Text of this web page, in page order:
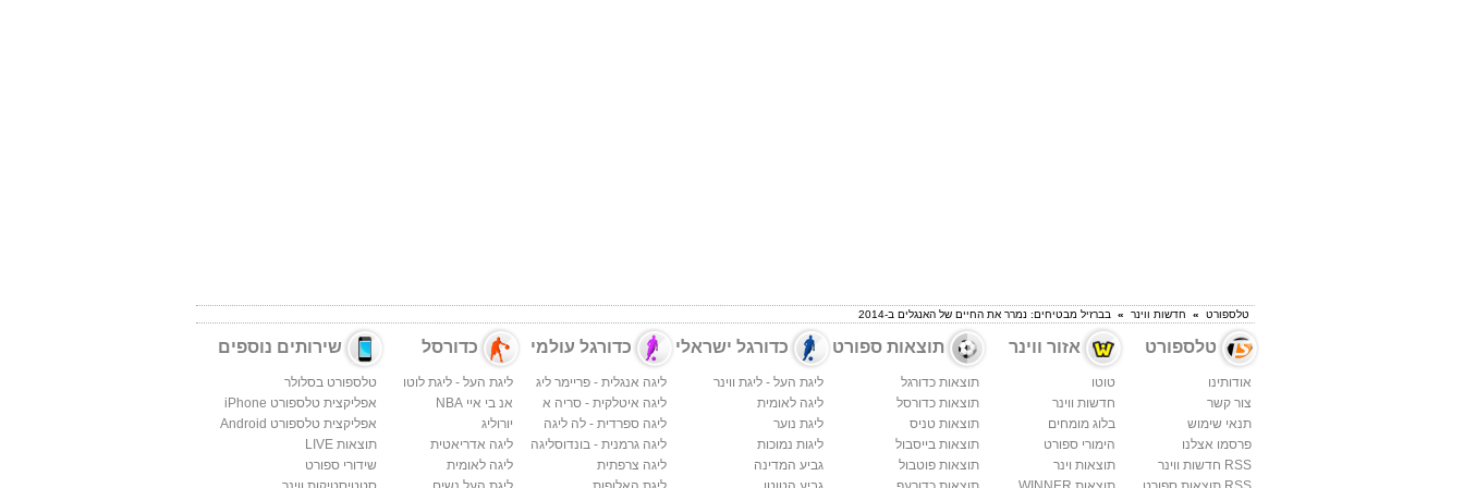
טלספורט » חדשות ווינר » בברזיל מבטיחים: נמרר את החיים של האנגלים ב-2014
טלספורט
אודותינו
צור קשר
תנאי שימוש
פרסמו אצלנו
RSS חדשות ווינר
אזור ווינר
טוטו
חדשות ווינר
בלוג מומחים
הימורי ספורט
תוצאות וינר
תוצאות ספורט
תוצאות כדורגל
תוצאות כדורסל
תוצאות טניס
תוצאות בייסבול
תוצאות פוטבול
כדורגל ישראלי
ליגת העל - ליגת ווינר
ליגה לאומית
ליגת נוער
ליגות נמוכות
גביע המדינה
כדורגל עולמי
ליגה אנגלית - פריימר ליג
ליגה איטלקית - סריה א
ליגה ספרדית - לה ליגה
ליגה גרמנית - בונדוסליגה
ליגה צרפתית
כדורסל
ליגת העל - ליגת לוטו
אנ בי איי NBA
יורוליג
ליגה אדריאטית
ליגה לאומית
שירותים נוספים
טלספורט בסלולר
אפליקצית טלספורט iPhone
אפליקצית טלספורט Android
תוצאות LIVE
שידורי ספורט